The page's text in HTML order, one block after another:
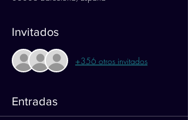
Invitados
+356 otros invitados
Entradas